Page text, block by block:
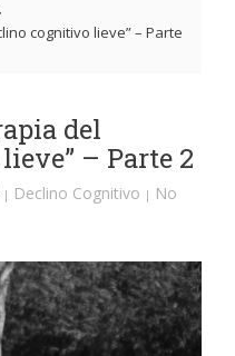
cognitivo lieve” – Parte
del
– Parte 2
| Declino Cognitivo | No